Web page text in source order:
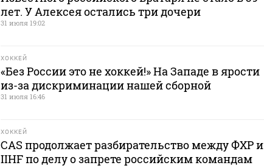
лет. У Алексея остались три дочери
31 июля 19:02
ХОККЕЙ
«Без России это не хоккей!» На Западе в ярости
из-за дискриминации нашей сборной
31 июля 16:46
ХОККЕЙ
CAS продолжает разбирательство между ФХР и
IIHF по делу о запрете российским командам